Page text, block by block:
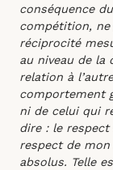
conséquence
compétition, ne
réciprocité
au niveau de la
relation à
comportement
ni de celui qui
dire : le respect
respect de
absolus. Telle